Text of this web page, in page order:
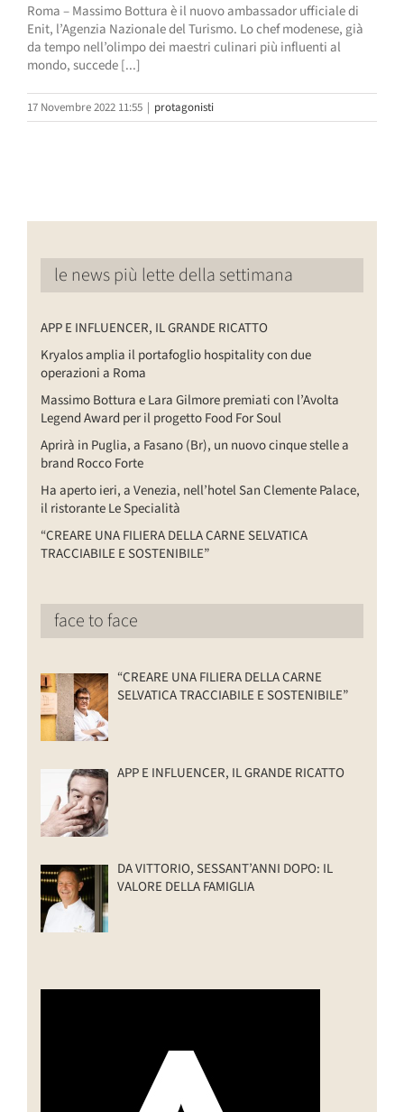
Roma – Massimo Bottura è il nuovo ambassador ufficiale di
Enit, l’Agenzia Nazionale del Turismo. Lo chef modenese, già
da tempo nell’olimpo dei maestri culinari più influenti al
mondo, succede [...]
17 Novembre 2022 11:55 | protagonisti
le news più lette della settimana
APP E INFLUENCER, IL GRANDE RICATTO
Kryalos amplia il portafoglio hospitality con due
operazioni a Roma
Massimo Bottura e Lara Gilmore premiati con l’Avolta
Legend Award per il progetto Food For Soul
Aprirà in Puglia, a Fasano (Br), un nuovo cinque stelle a
brand Rocco Forte
Ha aperto ieri, a Venezia, nell’hotel San Clemente Palace,
il ristorante Le Specialità
“CREARE UNA FILIERA DELLA CARNE SELVATICA
TRACCIABILE E SOSTENIBILE”
face to face
“CREARE UNA FILIERA DELLA CARNE
SELVATICA TRACCIABILE E SOSTENIBILE”
APP E INFLUENCER, IL GRANDE RICATTO
DA VITTORIO, SESSANT’ANNI DOPO: IL
VALORE DELLA FAMIGLIA